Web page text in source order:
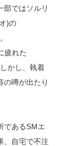
部ではソルリ
)の
疲れた
かし、執着
の噂が出たり
であるSMエ
、自宅で不注